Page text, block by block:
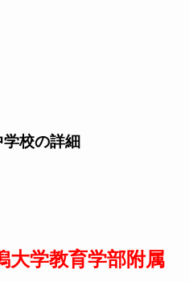
校の詳細
大学教育学部附属